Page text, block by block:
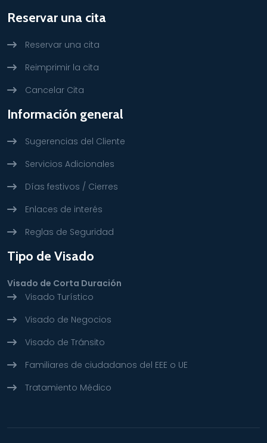
Reservar una cita
Reservar una cita
Reimprimir la cita
Cancelar Cita
Información general
Sugerencias del Cliente
Servicios Adicionales
Días festivos / Cierres
Enlaces de interés
Reglas de Seguridad
Tipo de Visado
Visado de Corta Duración
Visado Turístico
Visado de Negocios
Visado de Tránsito
Familiares de ciudadanos del EEE o UE
Tratamiento Médico